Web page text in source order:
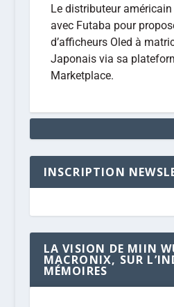
Le distributeur
avec Futaba pour
d’afficheurs Oled à
Japonais via sa
Marketplace.
INSCRIPTION
LA VISION DE MIIN
MACRONIX, SUR
MÉMOIRES